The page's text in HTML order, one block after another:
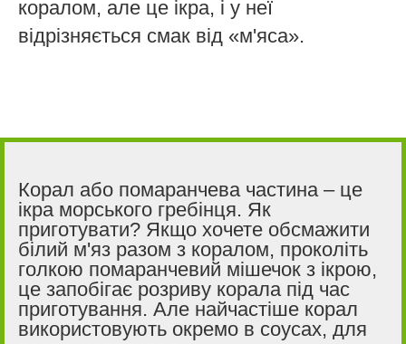
коралом, але це ікра, і у неї
відрізняється смак від «м'яса».
Корал або помаранчева частина – це
ікра морського гребінця. Як
приготувати? Якщо хочете обсмажити
білий м'яз разом з коралом, проколіть
голкою помаранчевий мішечок з ікрою,
це запобігає розриву корала під час
приготування. Але найчастіше корал
використовують окремо в соусах, для